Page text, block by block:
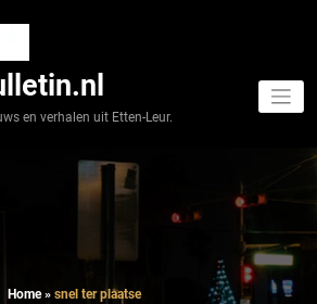
en verhalen uit Etten-Leur.
Home» snel ter plaatse